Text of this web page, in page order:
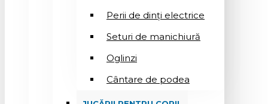
Perii de dinți electrice
Seturi de manichiură
Oglinzi
Cântare de podea